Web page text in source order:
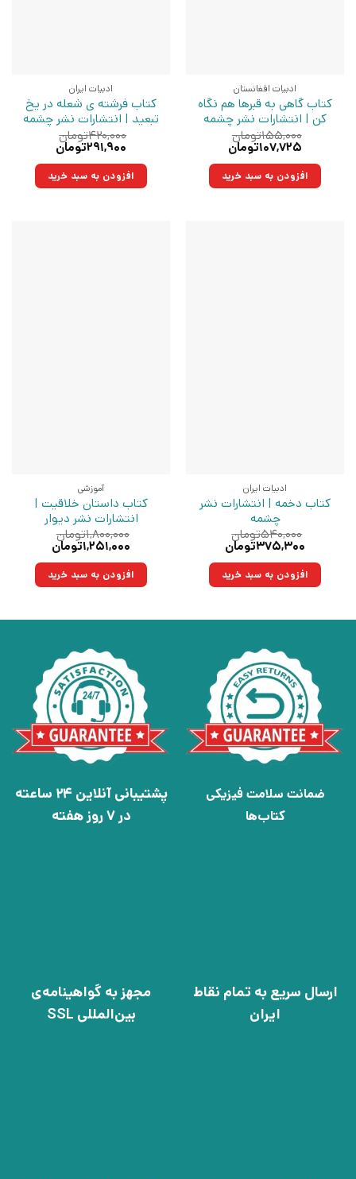
ادبیات افغانستان
کتاب گاهی به قبرها هم نگاه
کن | انتشارات نشر چشمه
۱۵۵,۰۰۰تومان
قیمت
۱۵۵,۰۰۰تومان
بود.
۱۰۷,۷۲۵تومان
۱۰۷,۷۲۵تومان.افزودن به سبد خرید
ادبیات ایران
کتاب فرشته ی شعله در یخ
تبعید | انتشارات نشر چشمه
۴۲۰,۰۰۰تومان
قیمت
۴۲۰,۰۰۰تومان
بود.
۲۹۱,۹۰۰تومان
۲۹۱,۹۰۰تومان.افزودن به سبد خرید
ادبیات ایران
کتاب دخمه | انتشارات نشر
چشمه
۵۴۰,۰۰۰تومان
قیمت
۵۴۰,۰۰۰تومان
بود.
۳۷۵,۳۰۰تومان
۳۷۵,۳۰۰تومان.افزودن به سبد خرید
آموزشی
کتاب داستان خلاقیت |
انتشارات نشر دیوار
۱,۸۰۰,۰۰۰تومان
قیمت
۱,۸۰۰,۰۰۰تومان
بود.
۱,۲۵۱,۰۰۰تومان
۱,۲۵۱,۰۰۰تومان.افزودن به سبد خرید
ضمانت سلامت فیزیکی
کتاب‌ها
پشتیبانی آنلاین 24 ساعته
در 7 روز هفته
ارسال سریع به تمام نقاط
ایران
مجهز به گواهینامه‌ی
بین‌المللی SSL